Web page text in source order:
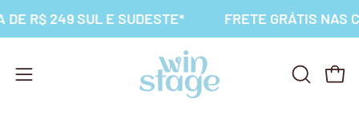
para
conteúdo
R$ 249 SUL E SUDESTE* FRETE GRÁTIS NAS
Abrir
ABRIR